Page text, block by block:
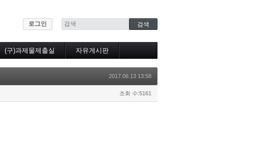
로그인
(구)과제물제출실
자유게시판
2017.06.13 13:58
조회 수:5161